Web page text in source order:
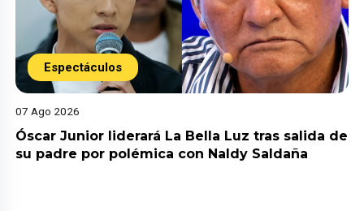
Espectáculos
07 Ago 2026
Óscar Junior liderará La Bella Luz tras salida de
su padre por polémica con Naldy Saldaña